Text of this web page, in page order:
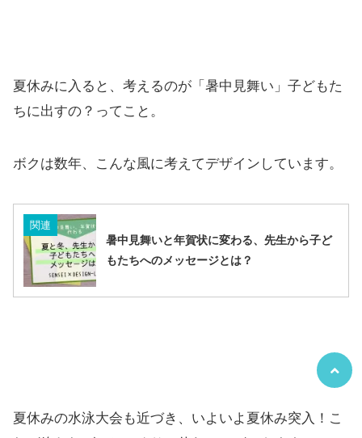
夏休みに入ると、考えるのが 「暑中見舞い」子どもた
ちに出すの？ ってこと。
ボクは数年、こんな風に考えてデザインしています。
関連
暑中見舞いと年賀状に変わる、先生から子ど
もたちへのメッセージとは？
夏休みの水泳大会も近づき、いよいよ夏休み突入！こ